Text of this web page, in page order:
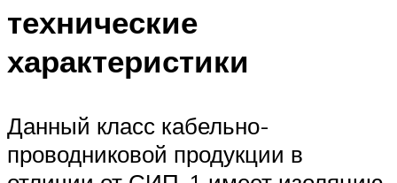
технические
характеристики
Данный класс кабельно-
проводниковой продукции в